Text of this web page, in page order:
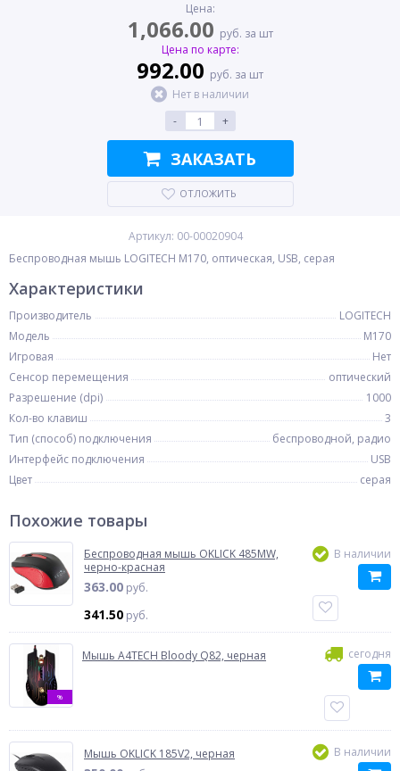
Цена:
1,066.00 руб. за шт
Цена по карте:
992.00 руб. за шт
Нет в наличии
-
+
ЗАКАЗАТЬ
ОТЛОЖИТЬ
Артикул: 00-00020904
Беспроводная мышь LOGITECH M170, оптическая, USB, серая
Характеристики
Производитель
LOGITECH
Модель
M170
Игровая
Нет
Сенсор перемещения
оптический
Разрешение (dpi)
1000
Кол-во клавиш
3
Тип (способ) подключения
беспроводной, радио
Интерфейс подключения
USB
Цвет
серая
Похожие товары
Беспроводная мышь OKLICK 485MW,
черно-красная
363.00 руб.
341.50 руб.
В наличии
%
Мышь A4TECH Bloody Q82, черная сегодня
Мышь OKLICK 185V2, черная В наличии